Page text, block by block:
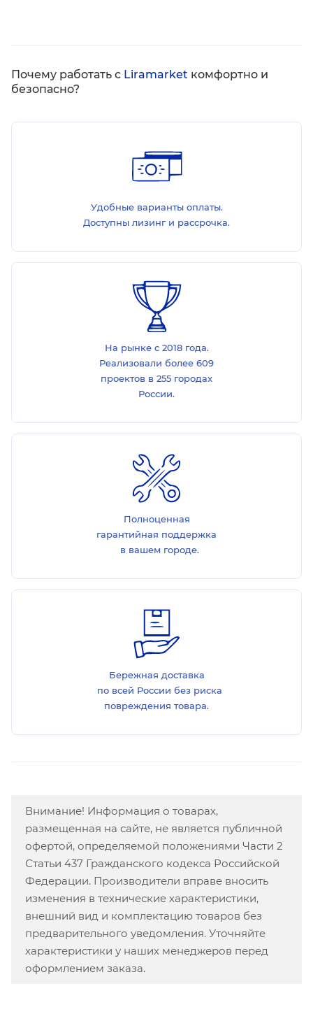
Почему работать с Liramarket комфортно и
безопасно?
Удобные варианты оплаты.
Доступны лизинг и рассрочка.
На рынке с 2018 года.
Реализовали более 609
проектов в 255 городах
России.
Полноценная
гарантийная поддержка
в вашем городе.
Бережная доставка
по всей России без риска
повреждения товара.
Внимание! Информация о товарах,
размещенная на сайте, не является публичной
офертой, определяемой положениями Части 2
Статьи 437 Гражданского кодекса Российской
Федерации. Производители вправе вносить
изменения в технические характеристики,
внешний вид и комплектацию товаров без
предварительного уведомления. Уточняйте
характеристики у наших менеджеров перед
оформлением заказа.